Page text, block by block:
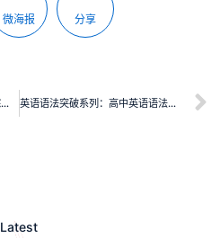
微海报 分享
大学英语考试能力系列：CET4综合能力教程（第2版） 英语语法突破系列：高中英语语法突破
Latest